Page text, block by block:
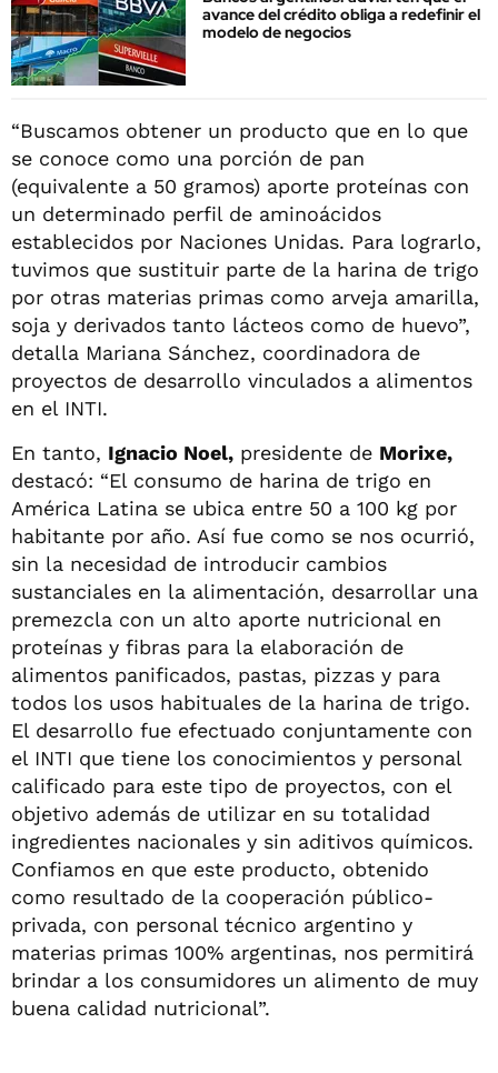
avance del crédito obliga a redefinir el
modelo de negocios
“Buscamos obtener un producto que en lo que
se conoce como una porción de pan
(equivalente a 50 gramos) aporte proteínas con
un determinado perfil de aminoácidos
establecidos por Naciones Unidas. Para lograrlo,
tuvimos que sustituir parte de la harina de trigo
por otras materias primas como arveja amarilla,
soja y derivados tanto lácteos como de huevo”,
detalla Mariana Sánchez, coordinadora de
proyectos de desarrollo vinculados a alimentos
en el INTI.
En tanto, Ignacio Noel, presidente de Morixe,
destacó: “El consumo de harina de trigo en
América Latina se ubica entre 50 a 100 kg por
habitante por año. Así fue como se nos ocurrió,
sin la necesidad de introducir cambios
sustanciales en la alimentación, desarrollar una
premezcla con un alto aporte nutricional en
proteínas y fibras para la elaboración de
alimentos panificados, pastas, pizzas y para
todos los usos habituales de la harina de trigo.
El desarrollo fue efectuado conjuntamente con
el INTI que tiene los conocimientos y personal
calificado para este tipo de proyectos, con el
objetivo además de utilizar en su totalidad
ingredientes nacionales y sin aditivos químicos.
Confiamos en que este producto, obtenido
como resultado de la cooperación público-
privada, con personal técnico argentino y
materias primas 100% argentinas, nos permitirá
brindar a los consumidores un alimento de muy
buena calidad nutricional”.